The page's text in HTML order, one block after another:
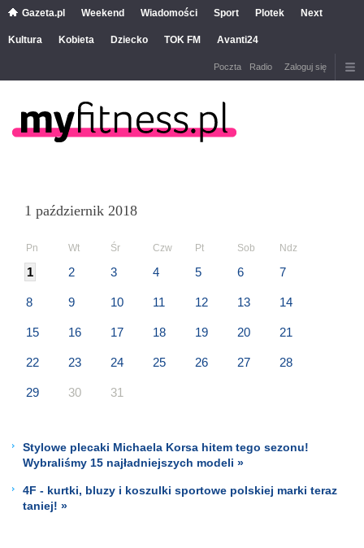
Gazeta.pl Weekend Wiadomości Sport Plotek Next
Kultura Kobieta Dziecko TOK FM Avanti24
Poczta Radio Zaloguj się
1 październik 2018
Pn Wt Śr Czw Pt Sob Ndz
1 2 3 4 5 6 7
8 9 10 11 12 13 14
15 16 17 18 19 20 21
22 23 24 25 26 27 28
29 30 31
Stylowe plecaki Michaela Korsa hitem tego sezonu!
Wybraliśmy 15 najładniejszych modeli »
4F - kurtki, bluzy i koszulki sportowe polskiej marki teraz
taniej! »